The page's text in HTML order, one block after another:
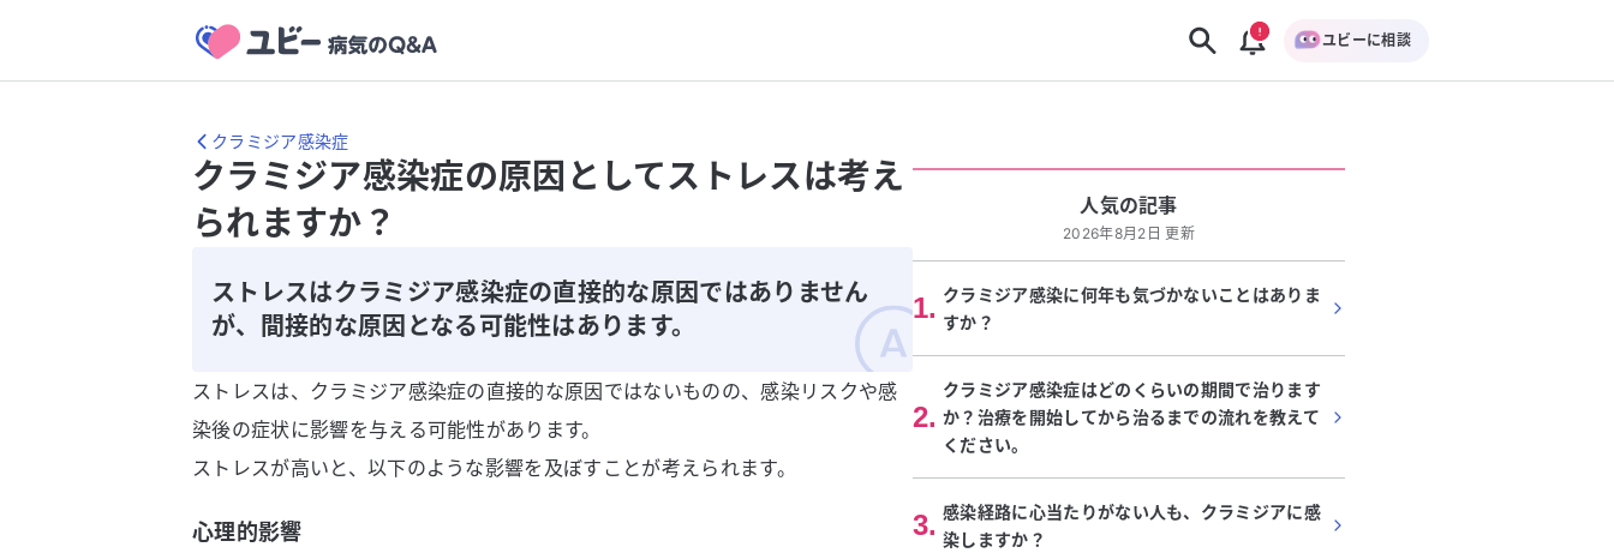
ユビーに相談
クラミジア感染症
クラミジア感染症の原因としてストレスは考え
られますか？
ストレスはクラミジア感染症の直接的な原因ではありません
が、間接的な原因となる可能性はあります。
ストレスは、クラミジア感染症の直接的な原因ではないものの、感染リスクや感
染後の症状に影響を与える可能性があります。
ストレスが高いと、以下のような影響を及ぼすことが考えられます。
心理的影響
人気の記事
2026年8月2日 更新
1. クラミジア感染に何年も気づかないことはありま
すか？
2.
クラミジア感染症はどのくらいの期間で治ります
か？治療を開始してから治るまでの流れを教えて
ください。
3. 感染経路に心当たりがない人も、クラミジアに感
染しますか？